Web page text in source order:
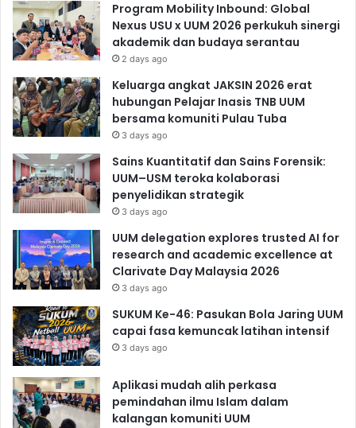
Program Mobility Inbound: Global
Nexus USU x UUM 2026 perkukuh sinergi
akademik dan budaya serantau
2 days ago
Keluarga angkat JAKSIN 2026 erat
hubungan Pelajar Inasis TNB UUM
bersama komuniti Pulau Tuba
3 days ago
Sains Kuantitatif dan Sains Forensik:
UUM–USM teroka kolaborasi
penyelidikan strategik
3 days ago
UUM delegation explores trusted AI for
research and academic excellence at
Clarivate Day Malaysia 2026
3 days ago
SUKUM Ke-46: Pasukan Bola Jaring UUM
capai fasa kemuncak latihan intensif
3 days ago
Aplikasi mudah alih perkasa
pemindahan ilmu Islam dalam
kalangan komuniti UUM